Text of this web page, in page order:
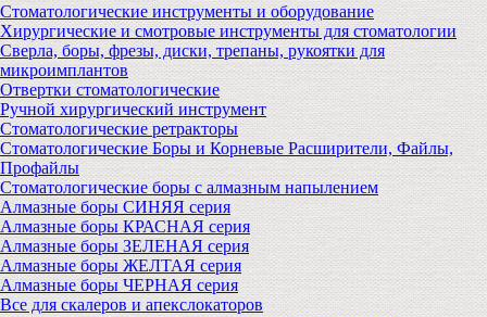
Стоматологические инструменты и оборудование
Хирургические и смотровые инструменты для стоматологии
Сверла, боры, фрезы, диски, трепаны, рукоятки для
микроимплантов
Отвертки стоматологические
Ручной хирургический инструмент
Стоматологические ретракторы
Стоматологические Боры и Корневые Расширители, Файлы,
Профайлы
Стоматологические боры с алмазным напылением
Алмазные боры СИНЯЯ серия
Алмазные боры КРАСНАЯ серия
Алмазные боры ЗЕЛЕНАЯ серия
Алмазные боры ЖЕЛТАЯ серия
Алмазные боры ЧЕРНАЯ серия
Все для скалеров и апекслокаторов